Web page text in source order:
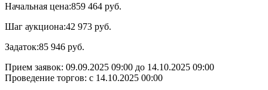
Начальная цена:859 464 руб.
Шаг аукциона:42 973 руб.
Задаток:85 946 руб.
Прием заявок: 09.09.2025 09:00 до 14.10.2025 09:00
Проведение торгов: с 14.10.2025 00:00